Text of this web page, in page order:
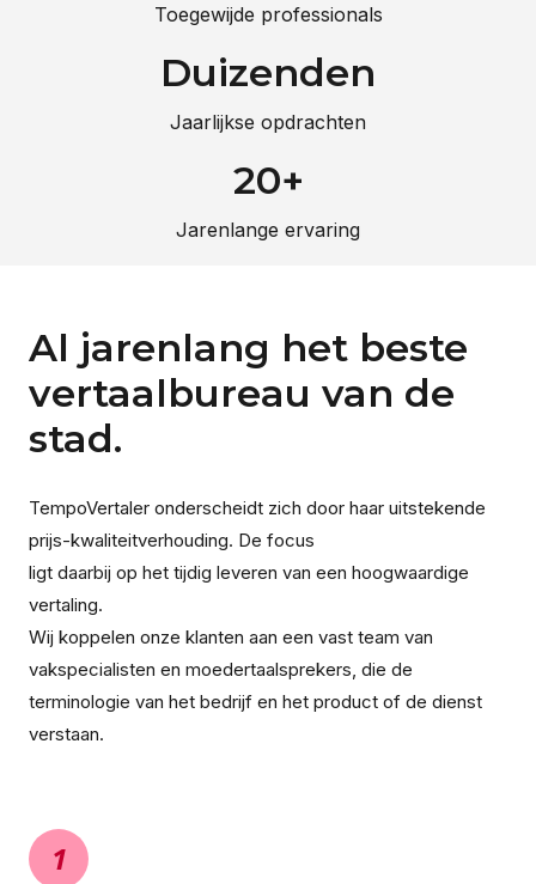
Toegewijde professionals
Duizenden
Jaarlijkse opdrachten
20+
Jarenlange ervaring
Al jarenlang het beste
vertaalbureau van de
stad.
TempoVertaler onderscheidt zich door haar uitstekende
prijs-kwaliteitverhouding. De focus
ligt daarbij op het tijdig leveren van een hoogwaardige
vertaling.
Wij koppelen onze klanten aan een vast team van
vakspecialisten en moedertaalsprekers, die de
terminologie van het bedrijf en het product of de dienst
verstaan.
1